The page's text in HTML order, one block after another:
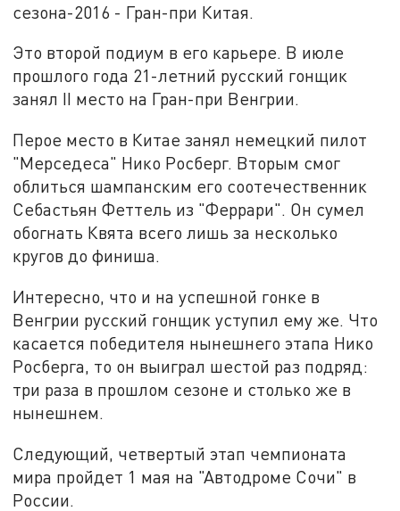
сезона-2016 - Гран-при Китая.
Это второй подиум в его карьере. В июле
прошлого года 21-летний русский гонщик
занял II место на Гран-при Венгрии.
Перое место в Китае занял немецкий пилот
"Мерседеса" Нико Росберг. Вторым смог
облиться шампанским его соотечественник
Себастьян Феттель из "Феррари". Он сумел
обогнать Квята всего лишь за несколько
кругов до финиша.
Интересно, что и на успешной гонке в
Венгрии русский гонщик уступил ему же. Что
касается победителя нынешнего этапа Нико
Росберга, то он выиграл шестой раз подряд:
три раза в прошлом сезоне и столько же в
нынешнем.
Следующий, четвертый этап чемпионата
мира пройдет 1 мая на "Автодроме Сочи" в
России.